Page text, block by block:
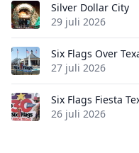
Silver Dollar City
29 juli 2026
Six Flags Over
27 juli 2026
Six Flags Fiesta
26 juli 2026